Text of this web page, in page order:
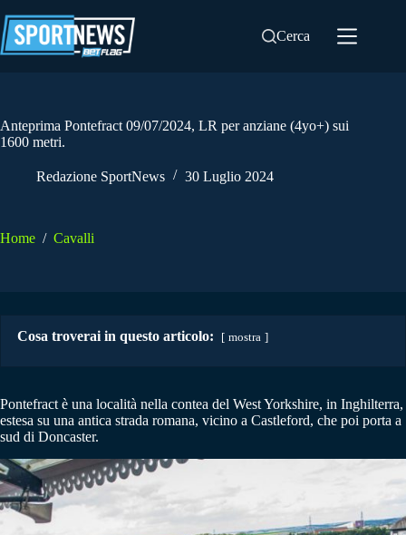
al
contenuto
Cerca
Anteprima Pontefract 09/07/2024, LR per anziane (4yo+) sui
1600 metri.
Redazione SportNews 30 Luglio 2024
Home / Cavalli
Cosa troverai in questo articolo: mostra
Pontefract è una località nella contea del West Yorkshire, in Inghilterra,
estesa su una antica strada romana, vicino a Castleford, che poi porta a
sud di Doncaster.